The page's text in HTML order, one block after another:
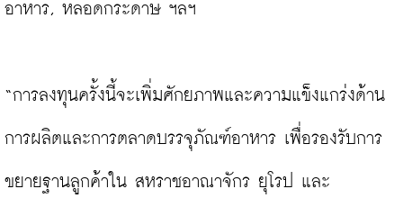
อาหาร, หลอดกระดาษ ฯลฯ
“การลงทุนครั้งนี้จะเพิ่มศักยภาพและความแข็งแกร่งด้าน
การผลิตและการตลาดบรรจุภัณฑ์อาหาร เพื่อรองรับการ
ขยายฐานลูกค้าใน สหราชอาณาจักร ยุโรป และ